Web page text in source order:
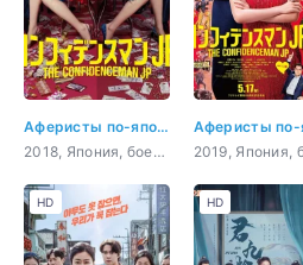
Аферисты по-японски
2018, Япония, боевик, комедия, криминал
HD HD